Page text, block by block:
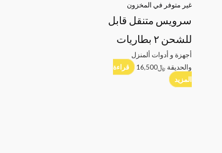
غير متوفر في المخزون
سرويس متنقل قابل
للشحن ٢ بطاريات
أجهزة و أدوات ألمنزل
والحديقة ﷼16,500
قراءة
المزيد